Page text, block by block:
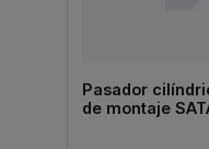
Pasador
de montaje